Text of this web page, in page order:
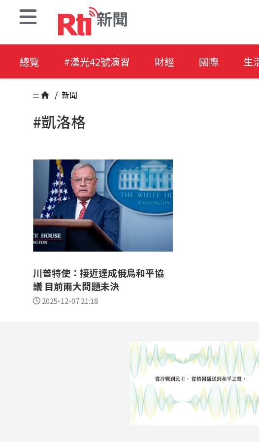
新聞
總覽 #漢光42號演習 財經 國際 生
::: / 新聞
#凱洛格
川普特使：接近達成俄烏和平協
議 目前兩大問題未決
2025-12-07 21:18